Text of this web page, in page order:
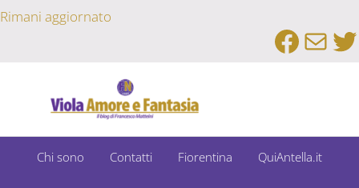
Passa al contenuto principale
Skip to after header navigation
Skip to site footer
Rimani aggiornato
Viola Amore e Fantasia
Chi sono Contatti Fiorentina QuiAntella.it